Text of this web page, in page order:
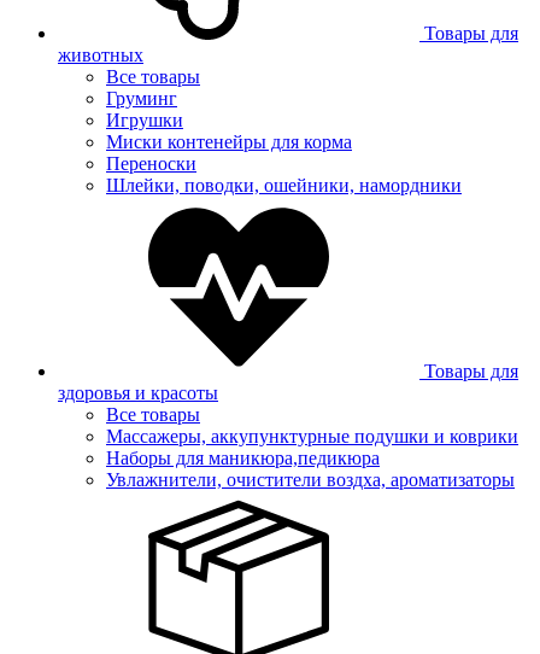
Товары для
животных
Все товары
Груминг
Игрушки
Миски контенейры для корма
Переноски
Шлейки, поводки, ошейники, намордники
Товары для
здоровья и красоты
Все товары
Массажеры, аккупунктурные подушки и коврики
Наборы для маникюра,педикюра
Увлажнители, очистители воздха, ароматизаторы